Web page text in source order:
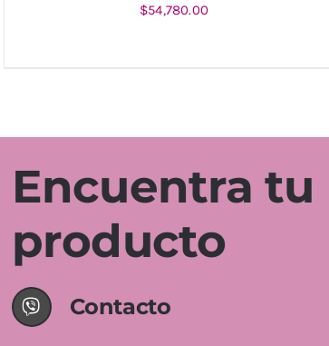
$54,780.00
Encuentra tu
producto
Contacto